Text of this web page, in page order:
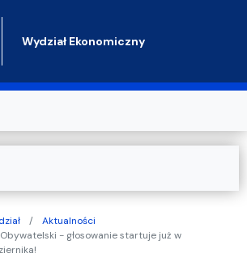
Wydział Ekonomiczny
Aktualności
- głosowanie startuje już w